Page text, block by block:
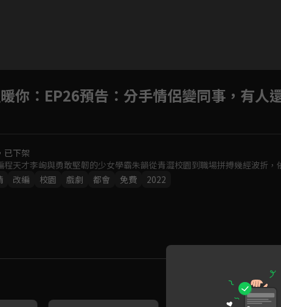
Video
你 ：EP26預告：分手情侶變同事，有人
已下架
程天才李峋與勇敢堅韌的少女學霸朱韻從青澀校園到職場拼搏幾經波折，
改編 校園 戲劇 都會 免費 2022